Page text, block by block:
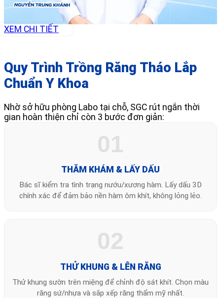
XEM CHI TIẾT
Quy Trình Trồng Răng Tháo Lắp
Chuẩn Y Khoa
Nhờ sở hữu phòng Labo tại chỗ, SGC rút ngắn thời
gian hoàn thiện chỉ còn 3 bước đơn giản:
01
THĂM KHÁM & LẤY DẤU
Bác sĩ kiểm tra tình trạng nướu/xương hàm. Lấy dấu 3D
chính xác để đảm bảo nền hàm ôm khít, không lỏng lẻo.
02
THỬ KHUNG & LÊN RĂNG
Thử khung sườn trên miệng để chỉnh độ sát khít. Chọn màu
răng sứ/nhựa và sắp xếp răng thẩm mỹ nhất.